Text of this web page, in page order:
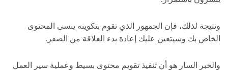
ونتيجة لذلك، فإن الجمهور الذي تقوم بتكوينه ينسى المحتوى
الخاص بك وسيتعين عليك إعادة بدء العلاقة من الصفر.
والخبر السار هو أن تنفيذ تقويم محتوى بسيط وعملية سير العمل